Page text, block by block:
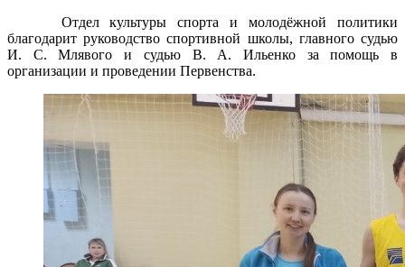
Отдел культуры спорта и молодёжной политики
благодарит руководство спортивной школы, главного судью
И. С. Млявого и судью В. А. Ильенко за помощь в
организации и проведении Первенства.